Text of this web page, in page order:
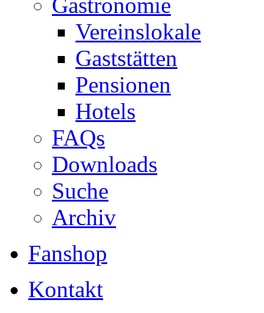
Vereinslokale
Gaststätten
Pensionen
Hotels
FAQs
Downloads
Suche
Archiv
Fanshop
Kontakt